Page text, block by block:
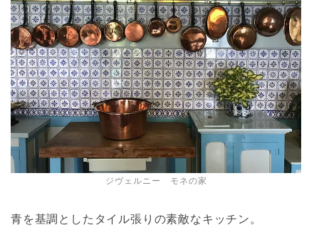
ジヴェルニー モネの家
青を基調としたタイル張りの素敵なキッチン。